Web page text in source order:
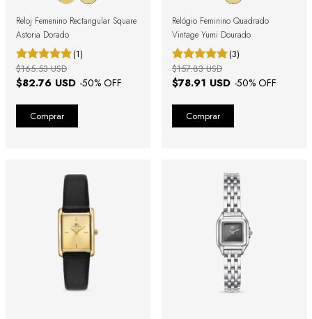
Reloj Femenino Rectangular Square
Astoria Dorado
(1)
$82.76 USD -50% OFF
$165.53 USD
Relógio Feminino Quadrado
Vintage Yumi Dourado
(3)
$78.91 USD -50% OFF
$157.83 USD